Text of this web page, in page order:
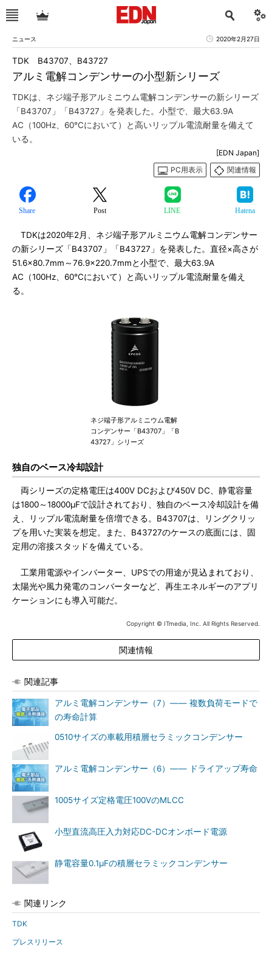
ニュース 2020年2月27日
アルミ電解コンデンサーの小型新シリーズ
TDK B43707、B43727
TDKは、ネジ端子形アルミニウム電解コンデンサーの新シリーズ
「B43707」「B43727」を発表した。小型で、最大63.9A
AC（100Hz、60℃において）と高いリップル電流耐量を備えて
いる。
[EDN Japan]
PC用表示
関連情報
Share Post LINE Hatena
TDKは2020年2月、ネジ端子形アルミニウム電解コンデンサー
の新シリーズ「B43707」「B43727」を発表した。直径×高さが
51.6×80.7mm～76.9×220.7mmと小型で、最大63.9A
AC（100Hz、60℃において）と高いリップル電流耐量を備え
る。
ネジ端子形アルミニウム電解
コンデンサー「B43707」「B
43727」シリーズ
独自のベース冷却設計
両シリーズの定格電圧は400V DCおよび450V DC、静電容量
は1800～18000μFで設計されており、独自のベース冷却設計を備
え、リップル電流耐量を倍増できる。B43707は、リングクリッ
プを用いた実装を想定。また、B43727のケースの底面には、固
定用の溶接スタッドを備えている。
工業用電源やインバーター、UPSでの用途が見込まれており、
太陽光や風力発電のコンバーターなど、再生エネルギーのアプリ
ケーションにも導入可能だ。
Copyright © ITmedia, Inc. All Rights Reserved.
関連情報
関連記事
アルミ電解コンデンサー（7）―― 複数負荷モードで
の寿命計算
0510サイズの車載用積層セラミックコンデンサー
アルミ電解コンデンサー（6）―― ドライアップ寿命
1005サイズ定格電圧100VのMLCC
小型直流高圧入力対応DC-DCオンボード電源
静電容量0.1μFの積層セラミックコンデンサー
関連リンク
TDK
プレスリリース